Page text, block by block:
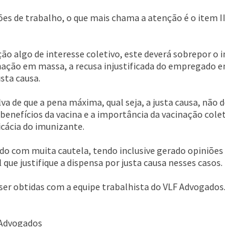
de trabalho, o que mais chama a atenção é o item
algo de interesse coletivo, este deverá sobrepor
em massa, a recusa injustificada do
causa.
de que a pena máxima, qual seja, a justa causa,
da vacina e a importância da vacinação
do imunizante.
com muita cautela, tendo inclusive gerado
justifique a dispensa por justa causa nesses casos.
obtidas com a equipe trabalhista do VLF Advogados.